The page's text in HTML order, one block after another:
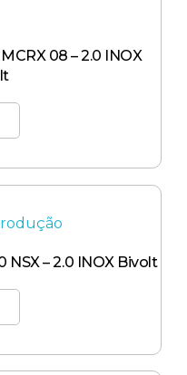
08 – 2.0 INOX
NSX – 2.0 INOX Bivolt